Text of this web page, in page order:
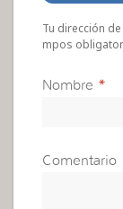
Tu dirección
mpos
Nombre *
Comentario